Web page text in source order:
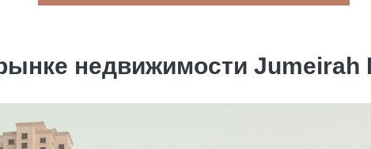
недвижимости Jumeirah